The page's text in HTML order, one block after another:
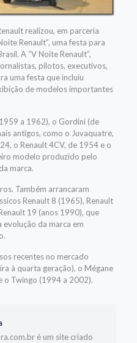
realizou, em parceria
Renault”, uma festa para
A “V Noite Renault”,
pilotos, executivos,
uma festa que incluiu
de modelos importantes
a 1962), o Gordini (de
antigos, como o Juvaquatre,
o Renault 4CV, de 1954 e o
modelo produzido pelo
marca.
Também arrancaram
Renault 8 (1965), Renault
19 (anos 1990), que
da marca em
recentes no mercado
à quarta geração), o Mégane
o Twingo (1994 a 2002).
é um site criado